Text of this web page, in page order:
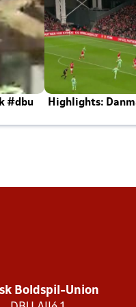
#dbu
Highlights:
Boldspil-Union